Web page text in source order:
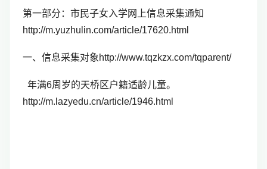
第一部分：市民子女入学网上信息采集通知
http://m.yuzhulin.com/article/17620.html
一、信息采集对象http://www.tqzkzx.com/tqparent/
年满6周岁的天桥区户籍适龄儿童。
http://m.lazyedu.cn/article/1946.html